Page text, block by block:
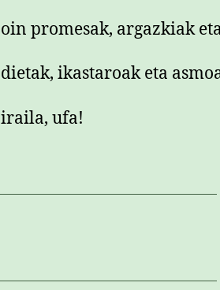
oin promesak, argazkiak
dietak, ikastaroak eta
iraila, ufa!